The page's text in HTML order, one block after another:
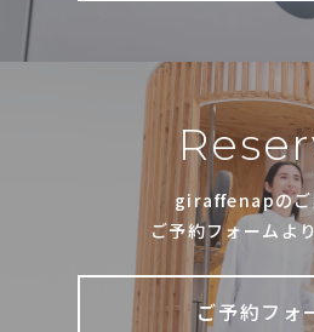
giraffenapのご
ご予約フォームよ
ご予約フォ